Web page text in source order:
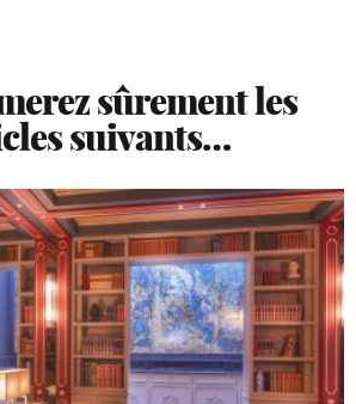
sûrement les
suivants…